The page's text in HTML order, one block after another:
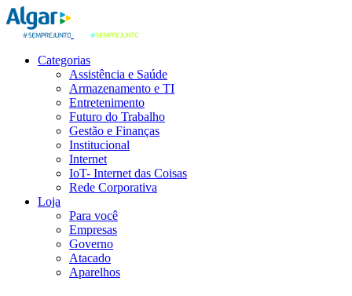
Categorias
Assistência e Saúde
Armazenamento e TI
Entretenimento
Futuro do Trabalho
Gestão e Finanças
Institucional
Internet
IoT- Internet das Coisas
Rede Corporativa
Loja
Para você
Empresas
Governo
Atacado
Aparelhos